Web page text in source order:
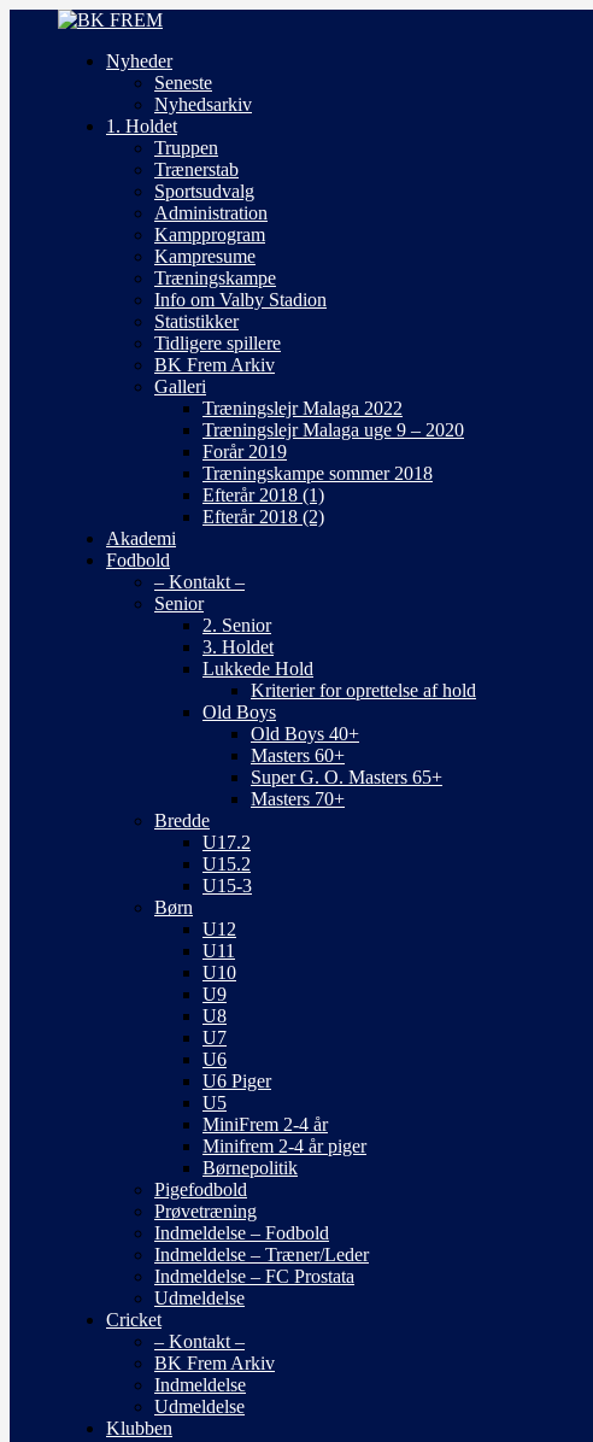
Nyheder
Seneste
Nyhedsarkiv
1. Holdet
Truppen
Trænerstab
Sportsudvalg
Administration
Kampprogram
Kampresume
Træningskampe
Info om Valby Stadion
Statistikker
Tidligere spillere
BK Frem Arkiv
Galleri
Træningslejr Malaga 2022
Træningslejr Malaga uge 9 – 2020
Forår 2019
Træningskampe sommer 2018
Efterår 2018 (1)
Efterår 2018 (2)
Akademi
Fodbold
– Kontakt –
Senior
2. Senior
3. Holdet
Lukkede Hold
Kriterier for oprettelse af hold
Old Boys
Old Boys 40+
Masters 60+
Super G. O. Masters 65+
Masters 70+
Bredde
U17.2
U15.2
U15-3
Børn
U12
U11
U10
U9
U8
U7
U6
U6 Piger
U5
MiniFrem 2-4 år
Minifrem 2-4 år piger
Børnepolitik
Pigefodbold
Prøvetræning
Indmeldelse – Fodbold
Indmeldelse – Træner/Leder
Indmeldelse – FC Prostata
Udmeldelse
Cricket
– Kontakt –
BK Frem Arkiv
Indmeldelse
Udmeldelse
Klubben